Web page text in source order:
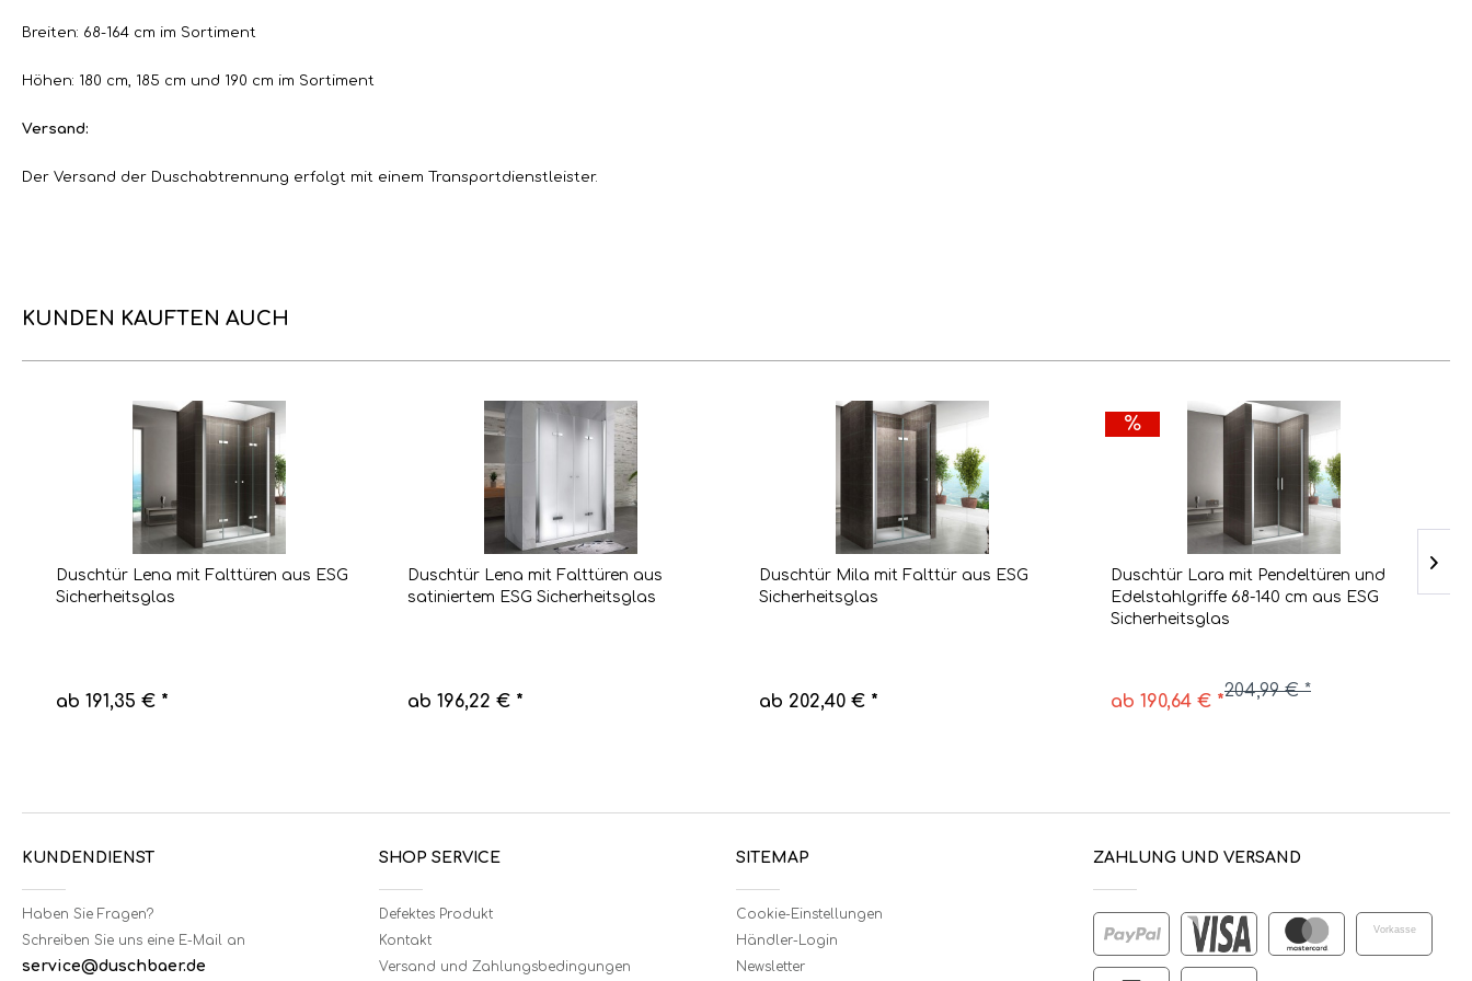
Breiten: 68-164 cm im Sortiment
Höhen: 180 cm, 185 cm und 190 cm im Sortiment
Versand:
Der Versand der Duschabtrennung erfolgt mit einem Transportdienstleister.
KUNDEN KAUFTEN AUCH
Duschtür Lena mit Falttüren aus ESG
Sicherheitsglas
ab 191,35 € *
Duschtür Lena mit Falttüren aus
satiniertem ESG Sicherheitsglas
ab 196,22 € *
Duschtür Mila mit Falttür aus ESG
Sicherheitsglas
ab 202,40 € *
Duschtür Lara mit Pendeltüren und
Edelstahlgriffe 68-140 cm aus ESG
Sicherheitsglas
ab 190,64 € *
204,99 € *
KUNDENDIENST
Haben Sie Fragen?
Schreiben Sie uns eine E-Mail an
service@duschbaer.de
SHOP SERVICE
Defektes Produkt
Kontakt
Versand und Zahlungsbedingungen
SITEMAP
Cookie-Einstellungen
Händler-Login
Newsletter
ZAHLUNG UND VERSAND
Vorkasse